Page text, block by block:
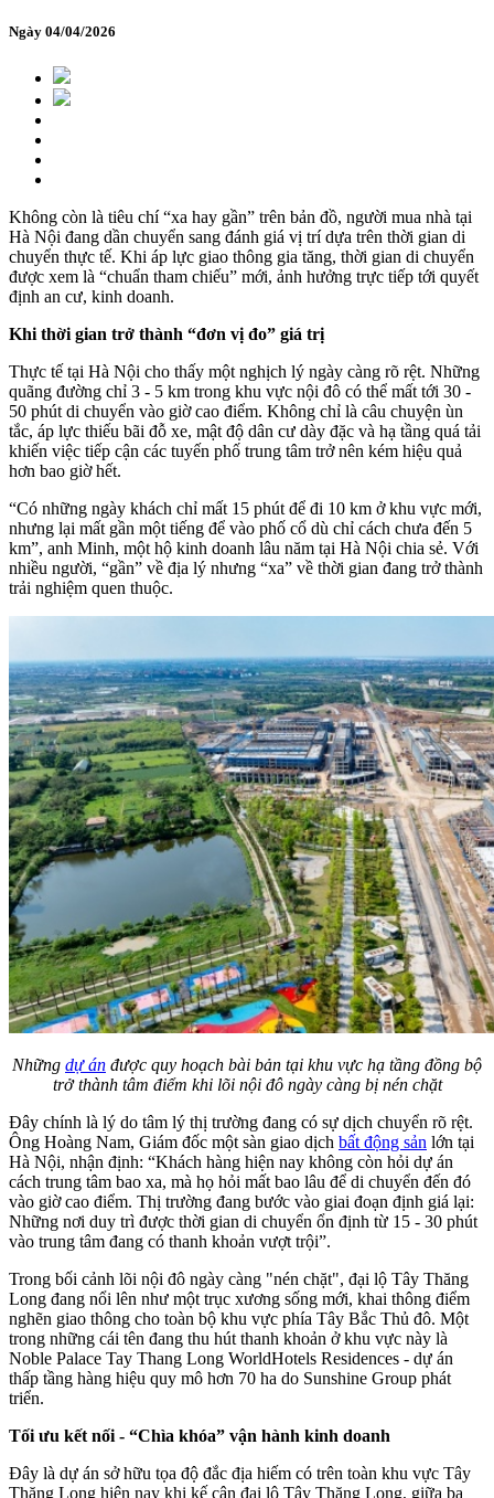
Ngày 04/04/2026
Không còn là tiêu chí “xa hay gần” trên bản đồ, người mua nhà tại
Hà Nội đang dần chuyển sang đánh giá vị trí dựa trên thời gian di
chuyển thực tế. Khi áp lực giao thông gia tăng, thời gian di chuyển
được xem là “chuẩn tham chiếu” mới, ảnh hưởng trực tiếp tới quyết
định an cư, kinh doanh.
Khi thời gian trở thành “đơn vị đo” giá trị
Thực tế tại Hà Nội cho thấy một nghịch lý ngày càng rõ rệt. Những
quãng đường chỉ 3 - 5 km trong khu vực nội đô có thể mất tới 30 -
50 phút di chuyển vào giờ cao điểm. Không chỉ là câu chuyện ùn
tắc, áp lực thiếu bãi đỗ xe, mật độ dân cư dày đặc và hạ tầng quá tải
khiến việc tiếp cận các tuyến phố trung tâm trở nên kém hiệu quả
hơn bao giờ hết.
“Có những ngày khách chỉ mất 15 phút để đi 10 km ở khu vực mới,
nhưng lại mất gần một tiếng để vào phố cổ dù chỉ cách chưa đến 5
km”, anh Minh, một hộ kinh doanh lâu năm tại Hà Nội chia sẻ. Với
nhiều người, “gần” về địa lý nhưng “xa” về thời gian đang trở thành
trải nghiệm quen thuộc.
Những dự án được quy hoạch bài bản tại khu vực hạ tầng đồng bộ
trở thành tâm điểm khi lõi nội đô ngày càng bị nén chặt
Đây chính là lý do tâm lý thị trường đang có sự dịch chuyển rõ rệt.
Ông Hoàng Nam, Giám đốc một sàn giao dịch bất động sản lớn tại
Hà Nội, nhận định: “Khách hàng hiện nay không còn hỏi dự án
cách trung tâm bao xa, mà họ hỏi mất bao lâu để di chuyển đến đó
vào giờ cao điểm. Thị trường đang bước vào giai đoạn định giá lại:
Những nơi duy trì được thời gian di chuyển ổn định từ 15 - 30 phút
vào trung tâm đang có thanh khoản vượt trội”.
Trong bối cảnh lõi nội đô ngày càng "nén chặt", đại lộ Tây Thăng
Long đang nổi lên như một trục xương sống mới, khai thông điểm
nghẽn giao thông cho toàn bộ khu vực phía Tây Bắc Thủ đô. Một
trong những cái tên đang thu hút thanh khoản ở khu vực này là
Noble Palace Tay Thang Long WorldHotels Residences - dự án
thấp tầng hàng hiệu quy mô hơn 70 ha do Sunshine Group phát
triển.
Tối ưu kết nối - “Chìa khóa” vận hành kinh doanh
Đây là dự án sở hữu tọa độ đắc địa hiếm có trên toàn khu vực Tây
Thăng Long hiện nay khi kế cận đại lộ Tây Thăng Long, giữa ba